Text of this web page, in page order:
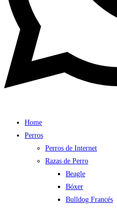
Home
Perros
Perros de Internet
Razas de Perro
Beagle
Bóxer
Bulldog Francés